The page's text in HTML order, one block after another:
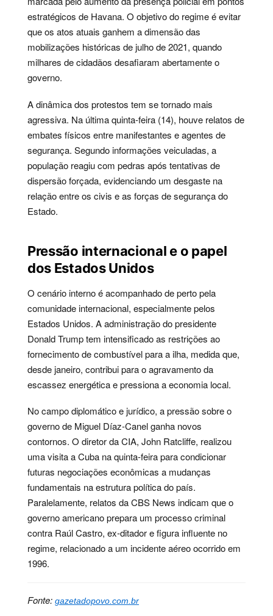
estratégicos de Havana. O objetivo do regime é evitar
que os atos atuais ganhem a dimensão das
mobilizações históricas de julho de 2021, quando
milhares de cidadãos desafiaram abertamente o
governo.
A dinâmica dos protestos tem se tornado mais
agressiva. Na última quinta-feira (14), houve relatos de
embates físicos entre manifestantes e agentes de
segurança. Segundo informações veiculadas, a
população reagiu com pedras após tentativas de
dispersão forçada, evidenciando um desgaste na
relação entre os civis e as forças de segurança do
Estado.
Pressão internacional e o papel
dos Estados Unidos
O cenário interno é acompanhado de perto pela
comunidade internacional, especialmente pelos
Estados Unidos. A administração do presidente
Donald Trump tem intensificado as restrições ao
fornecimento de combustível para a ilha, medida que,
desde janeiro, contribui para o agravamento da
escassez energética e pressiona a economia local.
No campo diplomático e jurídico, a pressão sobre o
governo de Miguel Díaz-Canel ganha novos
contornos. O diretor da CIA, John Ratcliffe, realizou
uma visita a Cuba na quinta-feira para condicionar
futuras negociações econômicas a mudanças
fundamentais na estrutura política do país.
Paralelamente, relatos da CBS News indicam que o
governo americano prepara um processo criminal
contra Raúl Castro, ex-ditador e figura influente no
regime, relacionado a um incidente aéreo ocorrido em
1996.
Fonte: gazetadopovo.com.br